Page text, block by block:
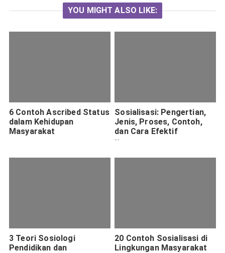
YOU MIGHT ALSO LIKE:
6 Contoh Ascribed Status
dalam Kehidupan
Masyarakat
Sosialisasi: Pengertian,
Jenis, Proses, Contoh,
dan Cara Efektif
Melakukannya di
3 Teori Sosiologi
Pendidikan dan
20 Contoh Sosialisasi di
Lingkungan Masyarakat